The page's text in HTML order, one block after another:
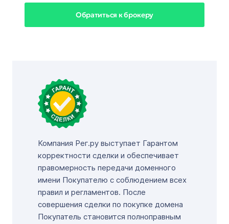
Обратиться к брокеру
Компания Рег.ру выступает Гарантом
корректности сделки и обеспечивает
правомерность передачи доменного
имени Покупателю с соблюдением всех
правил и регламентов. После
совершения сделки по покупке домена
Покупатель становится полноправным